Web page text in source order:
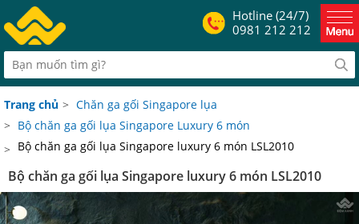
Hotline (24/7)
0981 212 212
Trang chủ > Chăn ga gối Singapore lụa
> Bộ chăn ga gối lụa Singapore Luxury 6 món
> Bộ chăn ga gối lụa Singapore luxury 6 món LSL2010
Bộ chăn ga gối lụa Singapore luxury 6 món LSL2010